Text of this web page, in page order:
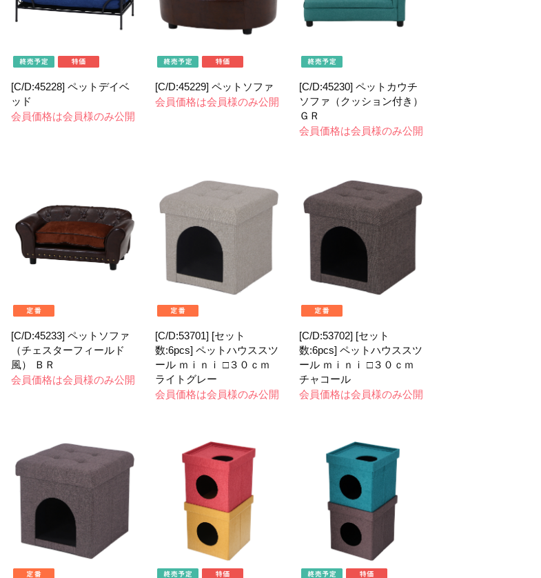
[C/D:45228] ペットデイベ
ッド
会員価格は会員様のみ公開
[C/D:45229] ペットソファ
会員価格は会員様のみ公開
[C/D:45230] ペットカウチ
ソファ（クッション付き）
ＧＲ
会員価格は会員様のみ公開
[C/D:45233] ペットソファ
（チェスターフィールド
風） ＢＲ
会員価格は会員様のみ公開
[C/D:53701] [セット
数:6pcs] ペットハウススツ
ール ｍｉｎｉ □３０ｃｍ
ライトグレー
会員価格は会員様のみ公開
[C/D:53702] [セット
数:6pcs] ペットハウススツ
ール ｍｉｎｉ □３０ｃｍ
チャコール
会員価格は会員様のみ公開